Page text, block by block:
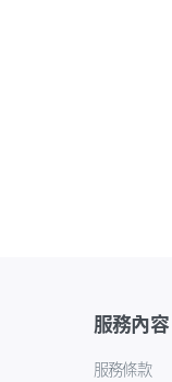
服務內容
服務條款